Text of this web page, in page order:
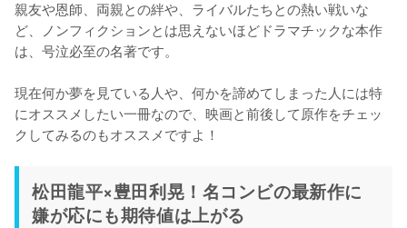
親友や恩師、両親との絆や、ライバルたちとの熱い戦いな
ど、ノンフィクションとは思えないほどドラマチックな本作
は、号泣必至の名著です。
現在何か夢を見ている人や、何かを諦めてしまった人には特
にオススメしたい一冊なので、映画と前後して原作をチェッ
クしてみるのもオススメですよ！
松田龍平×豊田利晃！名コンビの最新作に
嫌が応にも期待値は上がる